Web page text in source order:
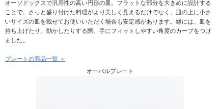
オーソドックスで汎用性の高い円形の皿。フラットな部分を大きめに設計する
ことで、さっと盛り付けた料理がより美しく見えるだけでなく、皿の上に小さ
いサイズの皿を載せてお使いいただく場合も安定感があります。縁には、皿を
持ち上げたり、動かしたりする際、手にフィットしやすい角度のカーブをつけ
ました。
プレートの商品一覧 ＞
オーバルプレート